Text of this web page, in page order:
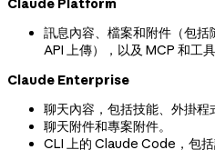
Claude Platform
訊息內容、檔案和附件（包
API 上傳），以及 MCP 和工具
Claude Enterprise
聊天內容，包括技能、外掛程
聊天附件和專案附件。
CLI 上的 Claude Code，包括